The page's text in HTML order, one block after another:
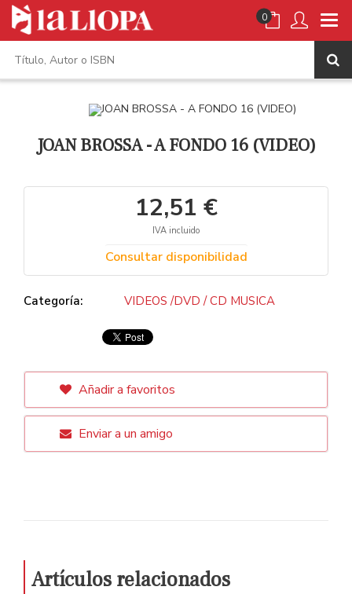
0
JOAN BROSSA - A FONDO 16 (VIDEO)
12,51 €
IVA incluido
Consultar disponibilidad
Categoría: VIDEOS /DVD / CD MUSICA
Añadir a favoritos
Enviar a un amigo
Artículos relacionados